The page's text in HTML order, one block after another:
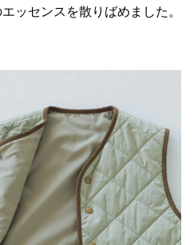
ッセンスを散りばめました。